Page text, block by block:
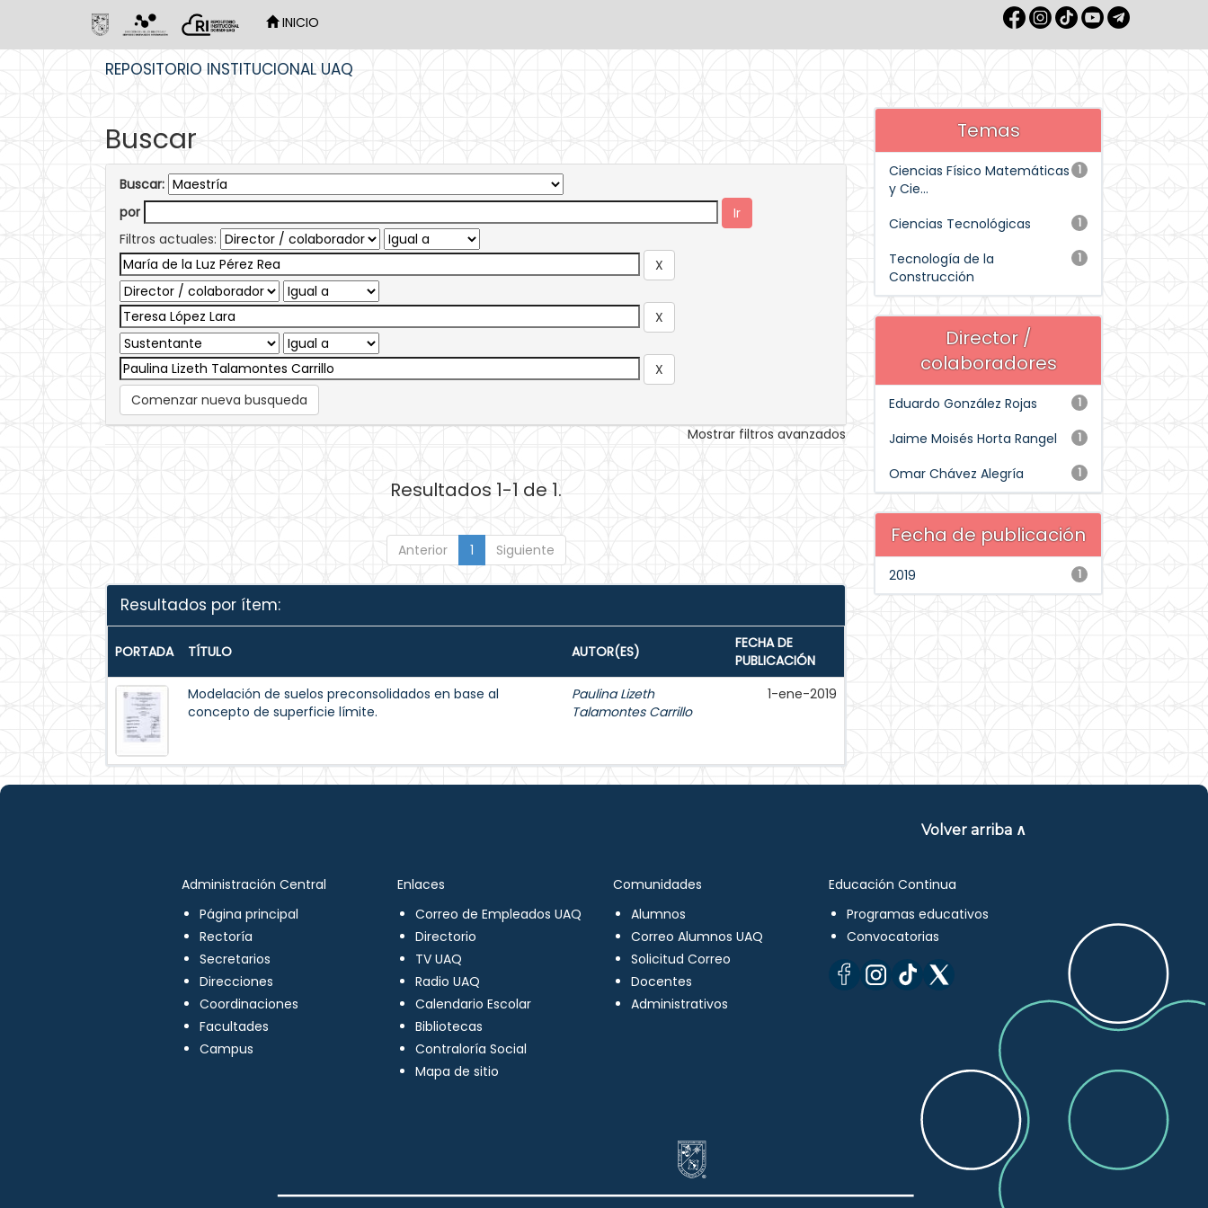
INICIO
REPOSITORIO INSTITUCIONAL UAQ
Buscar
Buscar:
por
Filtros actuales:
Comenzar nueva busqueda
Mostrar filtros avanzados
Resultados 1-1 de 1.
Anterior 1 Siguiente
Resultados por ítem:
PORTADA TÍTULO AUTOR(ES)
FECHA DE
PUBLICACIÓN
Modelación de suelos preconsolidados en base al
concepto de superficie límite.
Paulina Lizeth
Talamontes Carrillo
1-ene-2019
Temas
1
Ciencias Físico Matemáticas
y Cie...
1
Ciencias Tecnológicas
1
Tecnología de la
Construcción
Director /
colaboradores
1
Eduardo González Rojas
1
Jaime Moisés Horta Rangel
1
Omar Chávez Alegría
Fecha de publicación
1
2019
Volver arriba ∧
Administración Central
Página principal
Rectoría
Secretarios
Direcciones
Coordinaciones
Facultades
Campus
Enlaces
Correo de Empleados UAQ
Directorio
TV UAQ
Radio UAQ
Calendario Escolar
Bibliotecas
Contraloría Social
Mapa de sitio
Comunidades
Alumnos
Correo Alumnos UAQ
Solicitud Correo
Docentes
Administrativos
Educación Continua
Programas educativos
Convocatorias